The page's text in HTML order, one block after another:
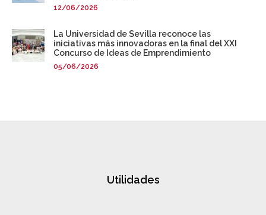
12/06/2026
La Universidad de Sevilla reconoce las
iniciativas más innovadoras en la final del XXI
Concurso de Ideas de Emprendimiento
05/06/2026
Utilidades